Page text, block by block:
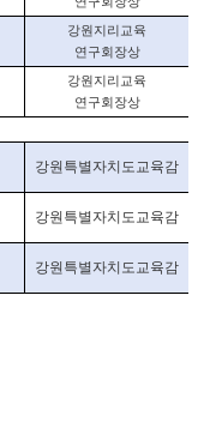
강원지리교육
연구회장상
강원지리교육
연구회장상
강원특별자치도교육감
강원특별자치도교육감
강원특별자치도교육감